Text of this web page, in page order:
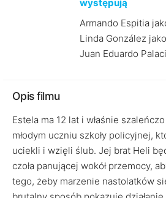
występują
Armando Espitia
Linda González
Juan Eduardo
Opis filmu
Estela ma 12 lat i właśnie
młodym uczniu szkoły policyjnej,
uciekli i wzięli ślub. Jej brat Heli
czoła panującej wokół przemocy,
tego, żeby marzenie nastolatków